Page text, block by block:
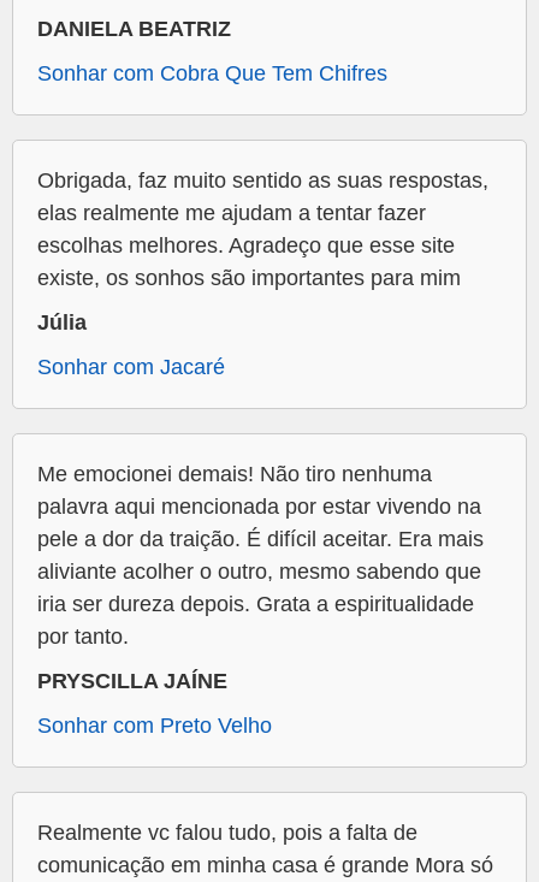
DANIELA BEATRIZ
Sonhar com Cobra Que Tem Chifres
Obrigada, faz muito sentido as suas respostas,
elas realmente me ajudam a tentar fazer
escolhas melhores. Agradeço que esse site
existe, os sonhos são importantes para mim
Júlia
Sonhar com Jacaré
Me emocionei demais! Não tiro nenhuma
palavra aqui mencionada por estar vivendo na
pele a dor da traição. É difícil aceitar. Era mais
aliviante acolher o outro, mesmo sabendo que
iria ser dureza depois. Grata a espiritualidade
por tanto.
PRYSCILLA JAÍNE
Sonhar com Preto Velho
Realmente vc falou tudo, pois a falta de
comunicação em minha casa é grande Mora só